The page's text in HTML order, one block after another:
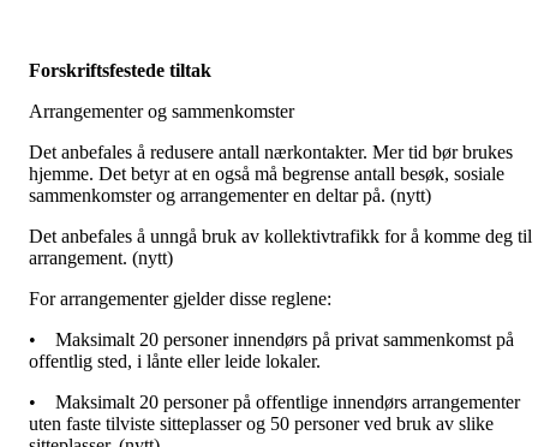
Forskriftsfestede tiltak
Arrangementer og sammenkomster
Det anbefales å redusere antall nærkontakter. Mer tid bør brukes
hjemme. Det betyr at en også må begrense antall besøk, sosiale
sammenkomster og arrangementer en deltar på. (nytt)
Det anbefales å unngå bruk av kollektivtrafikk for å komme deg til
arrangement. (nytt)
For arrangementer gjelder disse reglene:
•
Maksimalt 20 personer innendørs på privat sammenkomst på
offentlig sted, i lånte eller leide lokaler.
•
Maksimalt 20 personer på offentlige innendørs arrangementer
uten faste tilviste sitteplasser og 50 personer ved bruk av slike